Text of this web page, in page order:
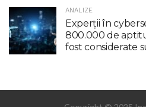
ANALIZE
Experții în
800.000 de
fost considerate